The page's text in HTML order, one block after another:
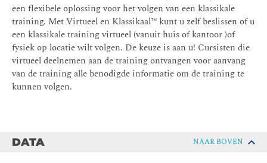
een flexibele oplossing voor het volgen van een klassikale
training. Met Virtueel en Klassikaal™ kunt u zelf beslissen of u
een klassikale training virtueel (vanuit huis of kantoor )of
fysiek op locatie wilt volgen. De keuze is aan u! Cursisten die
virtueel deelnemen aan de training ontvangen voor aanvang
van de training alle benodigde informatie om de training te
kunnen volgen.
DATA NAAR BOVEN